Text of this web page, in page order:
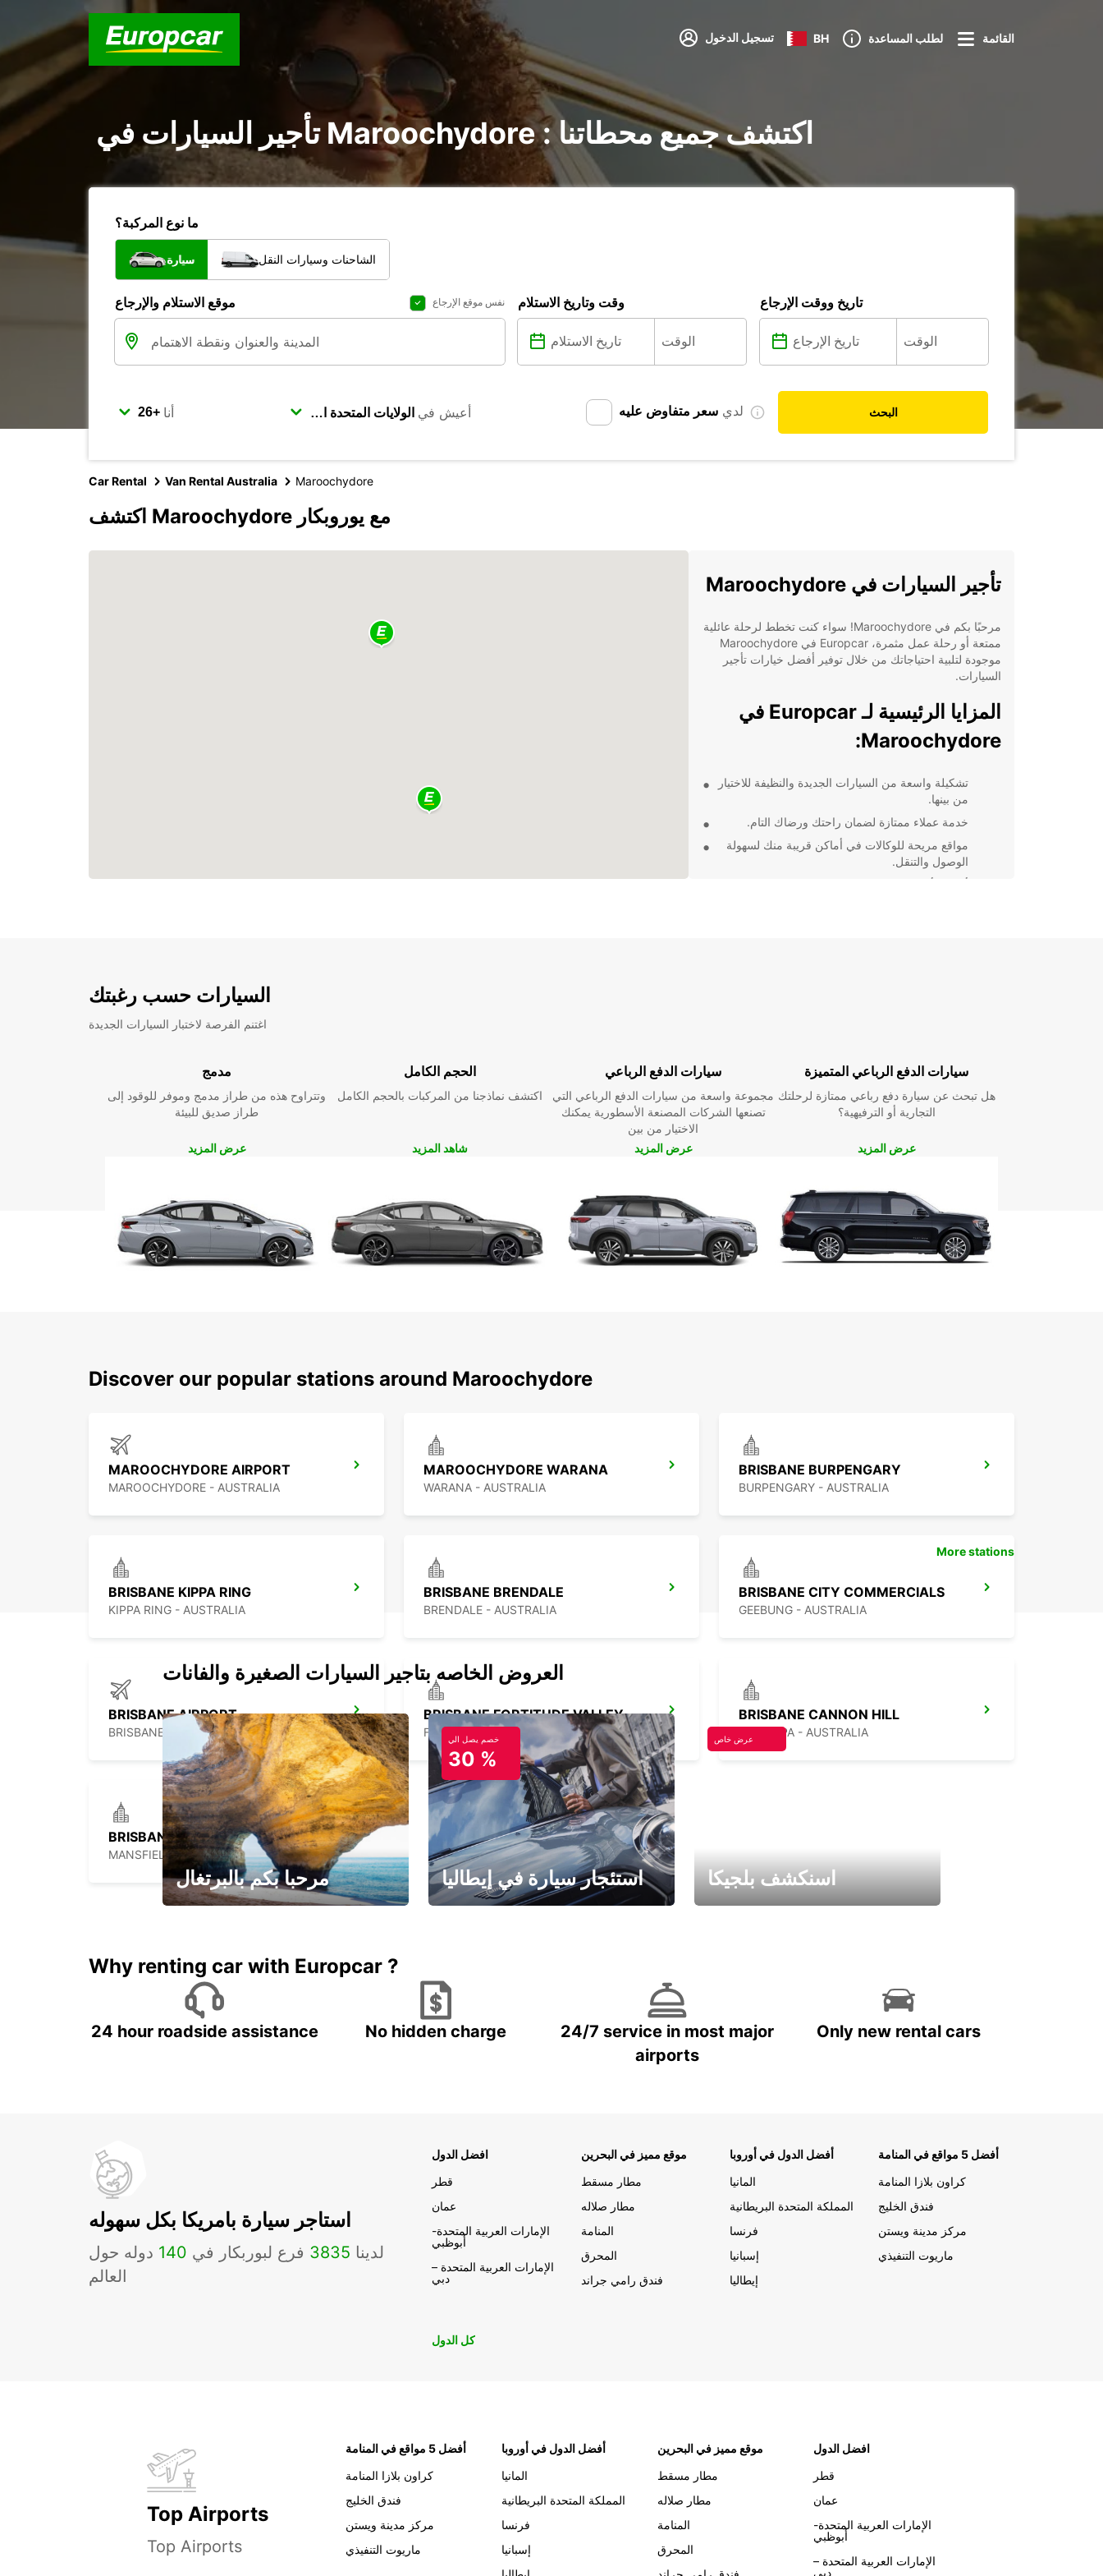
تسجيل الدخول BH لطلب المساعدة القائمة
تأجير السيارات في Maroochydore : اكتشف جميع محطاتنا
ما نوع المركبة؟
سيارة الشاحنات وسيارات النقل
موقع الاستلام والإرجاع نفس موقع الإرجاع وقت وتاريخ الاستلام تاريخ ووقت الإرجاع
أنا أعيش في لدي سعر متفاوض عليه البحث
Car Rental Van Rental Australia Maroochydore
اكتشف Maroochydore مع يوروبكار
تأجير السيارات في Maroochydore
مرحبًا بكم في Maroochydore! سواء كنت تخطط لرحلة عائلية
ممتعة أو رحلة عمل مثمرة، Europcar في Maroochydore
موجودة لتلبية احتياجاتك من خلال توفير أفضل خيارات تأجير
السيارات.
المزايا الرئيسية لـ Europcar في
Maroochydore:
تشكيلة واسعة من السيارات الجديدة والنظيفة للاختيار
من بينها.
خدمة عملاء ممتازة لضمان راحتك ورضاك التام.
مواقع مريحة للوكالات في أماكن قريبة منك لسهولة
الوصول والتنقل.
السيارات حسب رغبتك
اغتنم الفرصة لاختبار السيارات الجديدة
مدمج
وتتراوح هذه من طراز مدمج وموفر للوقود إلى
طراز صديق للبيئة
عرض المزيد
الحجم الكامل
اكتشف نماذجنا من المركبات بالحجم الكامل
شاهد المزيد
سيارات الدفع الرباعي
مجموعة واسعة من سيارات الدفع الرباعي التي
تصنعها الشركات المصنعة الأسطورية يمكنك
الاختيار من بين
عرض المزيد
سيارات الدفع الرباعي المتميزة
هل تبحث عن سيارة دفع رباعي ممتازة لرحلتك
التجارية أو الترفيهية؟
عرض المزيد
Discover our popular stations around Maroochydore
MAROOCHYDORE AIRPORT
MAROOCHYDORE - AUSTRALIA
MAROOCHYDORE WARANA
WARANA - AUSTRALIA
BRISBANE BURPENGARY
BURPENGARY - AUSTRALIA
BRISBANE KIPPA RING
KIPPA RING - AUSTRALIA
BRISBANE BRENDALE
BRENDALE - AUSTRALIA
BRISBANE CITY COMMERCIALS
GEEBUNG - AUSTRALIA
BRISBANE AIRPORT
BRISBANE - AUSTRALIA
BRISBANE FORTITUDE VALLEY
FORTITUDE VALLEY - AUSTRALIA
BRISBANE CANNON HILL
TINGALPA - AUSTRALIA
BRISBANE MANSFIELD
MANSFIELD - AUSTRALIA
More stations
العروض الخاصه بتاجير السيارات الصغيرة والفانات
مرحبا بكم بالبرتغال
خصم يصل الي
30 %
استئجار سيارة في إيطاليا
عرض خاص
اسنكشف بلجيكا
Why renting car with Europcar ?
24 hour roadside assistance No hidden charge
24/7 service in most major
airports
Only new rental cars
استاجر سيارة بامريكا بكل سهوله
لدينا 3835 فرع لبوربكار في 140 دوله حول
العالم
افضل الدول
قطر
عمان
الإمارات العربية المتحدة-
أبوظبي
الإمارات العربية المتحدة –
دبي
موقع مميز في البحرين
مطار مسقط
مطار صلاله
المنامة
المحرق
فندق رامي جراند
أفضل الدول في أوروبا
المانيا
المملكة المتحدة البريطانية
فرنسا
إسبانيا
إيطاليا
أفضل 5 مواقع في المنامة
كراون بلازا المنامة
فندق الخليج
مركز مدينة ويستن
ماريوت التنفيذي
كل الدول
Top Airports
Top Airports
أفضل 5 مواقع في المنامة
كراون بلازا المنامة
فندق الخليج
مركز مدينة ويستن
ماريوت التنفيذي
أفضل الدول في أوروبا
المانيا
المملكة المتحدة البريطانية
فرنسا
إسبانيا
موقع مميز في البحرين
مطار مسقط
مطار صلاله
المنامة
المحرق
افضل الدول
قطر
عمان
الإمارات العربية المتحدة-
أبوظبي
الإمارات العربية المتحدة –
دبي